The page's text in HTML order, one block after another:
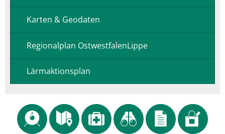
Karten & Geodaten
Regionalplan OstwestfalenLippe
Lärmaktionsplan